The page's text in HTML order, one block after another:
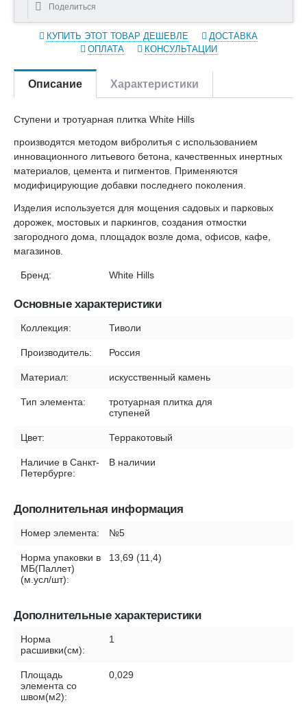
Поделиться
КУПИТЬ ЭТОТ ТОВАР ДЕШЕВЛЕ
ДОСТАВКА
ОПЛАТА
КОНСУЛЬТАЦИИ
Описание Характеристики
Ступени и тротуарная плитка White Hills
производятся методом вибролитья с использованием
инновационного литьевого бетона, качественных инертных
материалов, цемента и пигментов. Применяются
модифицирующие добавки последнего поколения.
Изделия используется для мощения садовых и парковых
дорожек, мостовых и паркингов, создания отмостки
загородного дома, площадок возле дома, офисов, кафе,
магазинов.
Бренд: White Hills
Основные характеристики
Коллекция: Тиволи
Производитель: Россия
Материал: искусственный камень
Тип элемента:
тротуарная плитка для
ступеней
Цвет: Терракотовый
Наличие в Санкт-
Петербурге:
В наличии
Дополнительная информация
Номер элемента: №5
Норма упаковки в
МБ(Паллет)
(м.усл/шт):
13,69 (11,4)
Дополнительные характеристики
Норма
расшивки(см):
1
Площадь
элемента со
швом(м2):
0,029